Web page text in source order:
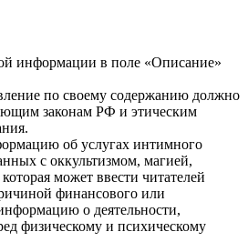
информации в поле «Описание»
по своему содержанию должно
законам РФ и этическим
об услугах интимного
с оккультизмом, магией,
может ввести читателей
финансового или
о деятельности,
физическому и психическому